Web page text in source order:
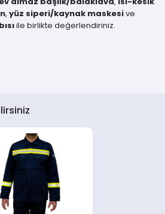
almaz başlık/balaklava, ısı-kesik
, yüz siperi/kaynak maskesi ve
ile birlikte değerlendiriniz.